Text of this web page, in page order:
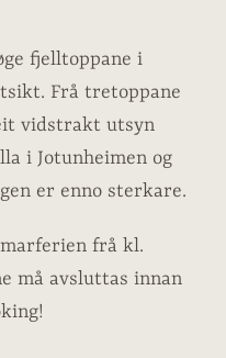
fjelltoppane i
Frå tretoppane
vidstrakt utsyn
i Jotunheimen og
er enno sterkare.
frå kl.
må avsluttas innan